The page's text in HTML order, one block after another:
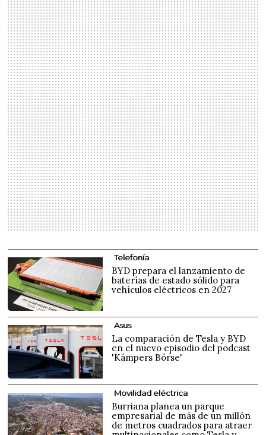
Telefonía
BYD prepara el lanzamiento de
baterías de estado sólido para
vehículos eléctricos en 2027
Asus
La comparación de Tesla y BYD
en el nuevo episodio del podcast
'Kämpers Börse'
Movilidad eléctrica
Burriana planea un parque
empresarial de más de un millón
de metros cuadrados para atraer